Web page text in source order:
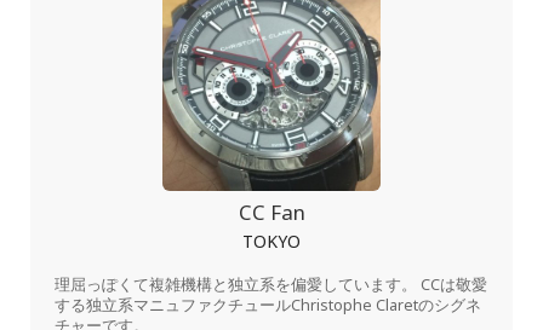
CC Fan
TOKYO
理屈っぽくて複雑機構と独立系を偏愛しています。 CCは敬愛
する独立系マニュファクチュールChristophe Claretのシグネ